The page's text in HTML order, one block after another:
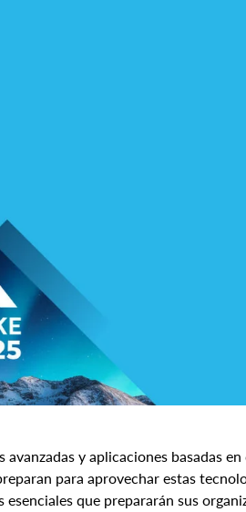
y aplicaciones basadas
para aprovechar estas
que prepararán sus